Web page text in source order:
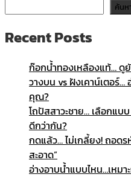
ค้นห
Recent Posts
ก๊อกน้ำทองเหลืองแท้… ดู
วางบน vs ฝังเคาน์เตอร์…
คุณ?
โถปัสสาวะชาย… เลือกแบ
ดีกว่ากัน?
กดแล้ว… ไม่เกลี้ยง! ถอดร
สะอาด”
อ่างอาบน้ำแบบไหน…เหมา